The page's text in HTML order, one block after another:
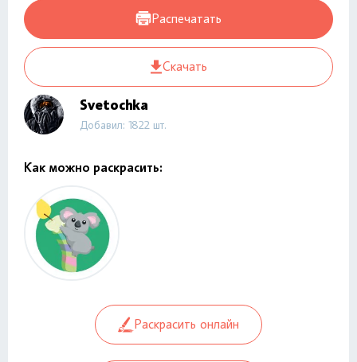
Распечатать
Скачать
Svetochka
Добавил: 1822 шт.
Как можно раскрасить:
Раскрасить онлайн